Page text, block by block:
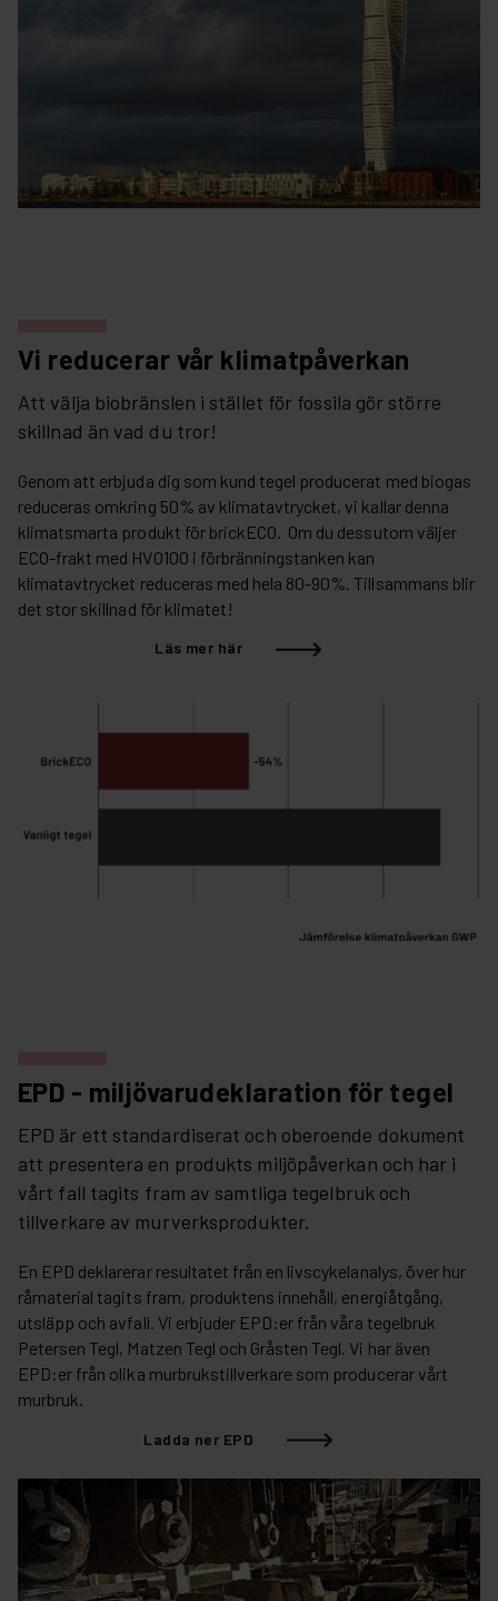
Vi reducerar vår klimatpåverkan
Att välja biobränslen i stället för fossila gör större
skillnad än vad du tror!
Genom att erbjuda dig som kund tegel producerat med biogas
reduceras omkring 50% av klimatavtrycket, vi kallar denna
klimatsmarta produkt för brickECO. Om du dessutom väljer
ECO-frakt med HVO100 i förbränningstanken kan
klimatavtrycket reduceras med hela 80-90%. Tillsammans blir
det stor skillnad för klimatet!
Läs mer här
EPD - miljövarudeklaration för tegel
EPD är ett standardiserat och oberoende dokument
att presentera en produkts miljöpåverkan och har i
vårt fall tagits fram av samtliga tegelbruk och
tillverkare av murverksprodukter.
En EPD deklarerar resultatet från en livscykelanalys, över hur
råmaterial tagits fram, produktens innehåll, energiåtgång,
utsläpp och avfall. Vi erbjuder EPD:er från våra tegelbruk
Petersen Tegl, Matzen Tegl och Gråsten Tegl. Vi har även
EPD:er från olika murbrukstillverkare som producerar vårt
murbruk.
Ladda ner EPD